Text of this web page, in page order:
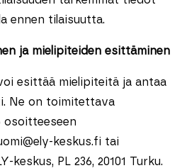
ennen tilaisuutta.
ja mielipiteiden esittäminen
esittää mielipiteitä ja antaa
Ne on toimitettava
osoitteeseen
keskus.fi tai
keskus, PL 236, 20101 Turku.